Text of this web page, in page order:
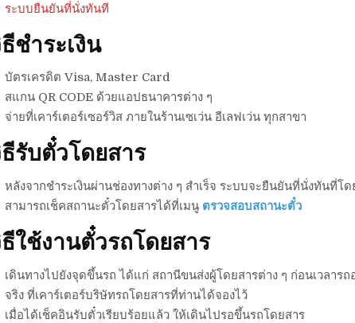
ระบบยืนยันที่นั่งทันที
ชำระเงิน
บัตรเครดิต Visa, Master Card
สแกน QR CODE ด้วยแอปธนาคารต่าง ๆ
จ่ายที่เคาร์เตอร์เซอร์วิส ภายในร้านเซเว่น อีเลฟเว่น ทุกสาขา
รับตั๋วโดยสาร
หลังจากชำระเงินผ่านช่องทางต่าง ๆ สำเร็จ ระบบจะยืนยันที่นั่งทันที่โ
สามารถเช็คสถานะตั๋วโดยสารได้ที่เมนู ตรวจสอบสถานะตั๋ว
ใช้งานตั๋วรถโดยสาร
เดินทางไปยังจุดขึ้นรถ ได้แก่ สถานีขนส่งผู้โดยสารต่าง ๆ ก่อนเวลา
จริง ที่เคาร์เตอร์บริษัทรถโดยสารที่ท่านได้จองไว้
เมื่อได้เช็คอินรับตั๋วเรียบร้อยแล้ว ให้เดินไปรอขึ้นรถโดยสาร